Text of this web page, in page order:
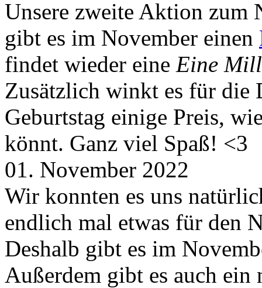
Unsere zweite Aktion zum
gibt es im November einen
findet wieder eine Eine
Zusätzlich winkt es für die
Geburtstag einige Preis,
könnt. Ganz viel Spaß! <3
01. November 2022
Wir konnten es uns
endlich mal etwas für den
Deshalb gibt es im
Außerdem gibt es auch ein